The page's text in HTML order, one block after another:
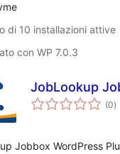
di 10 installazioni attive
con WP 7.0.3
JobLookup
(0)
Jobbox WordPress